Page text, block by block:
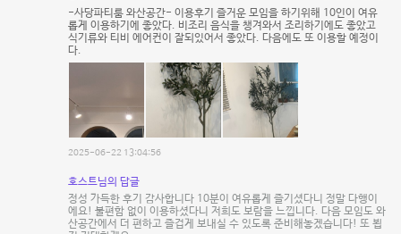
-사당파티룸 와산공간- 이용후기 즐거운 모임을 하기위해 10인이 여유
롭게 이용하기에 좋았다. 비조리 음식을 챙겨와서 조리하기에도 좋았고
식기류와 티비 에어컨이 잘되있어서 좋았다. 다음에도 또 이용할 예정이
다.
2025-06-22 13:04:56
호스트님의 답글
정성 가득한 후기 감사합니다 10분이 여유롭게 즐기셨다니 정말 다행이
에요! 불편함 없이 이용하셨다니 저희도 보람을 느낍니다. 다음 모임도 와
산공간에서 더 편하고 즐겁게 보내실 수 있도록 준비해놓겠습니다! 또 뵙